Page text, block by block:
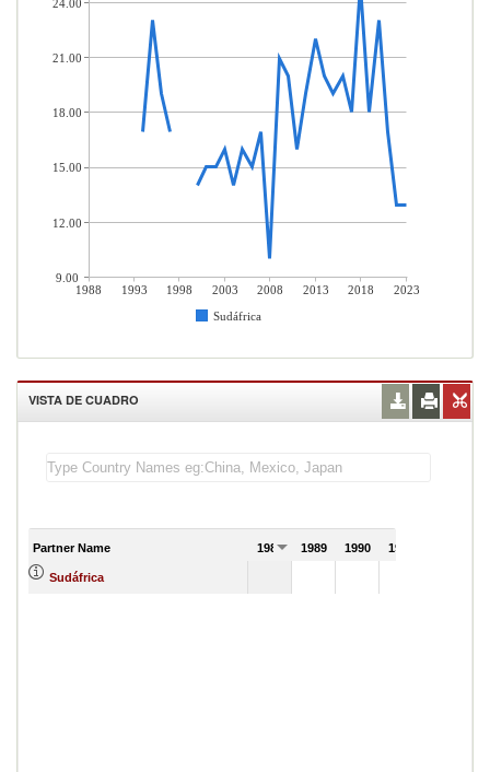
1988 1993 1998 2003 2008 2013 2018
2023
Sudáfrica
24.00
21.00
18.00
15.00
12.00
9.00
VISTA DE CUADRO
Partner Name 1988 1989 1990 1991
Sudáfrica